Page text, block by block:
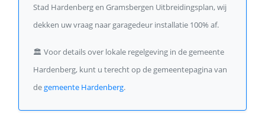
Stad Hardenberg en Gramsbergen Uitbreidingsplan, wij
dekken uw vraag naar garagedeur installatie 100% af.
🏛️ Voor details over lokale regelgeving in de gemeente
Hardenberg, kunt u terecht op de gemeentepagina van
degemeente Hardenberg.